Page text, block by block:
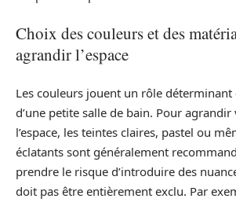
Choix des couleurs et des
agrandir l’espace
Les couleurs jouent un rôle déterminant
d’une petite salle de bain. Pour
l’espace, les teintes claires, pastel ou
éclatants sont généralement
prendre le risque d’introduire des
doit pas être entièrement exclu. Par